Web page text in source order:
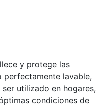
y protege las
perfectamente lavable,
utilizado en hogares,
condiciones de